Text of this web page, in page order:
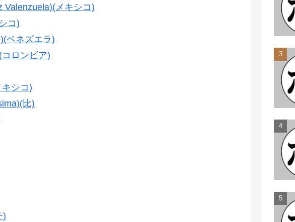
Valenzuela)(メキシコ)
コ)
ベネズエラ)
ロンビア)
シコ)
比)
)